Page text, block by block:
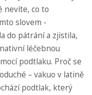
nevíte, co to
slovem -
do pátrání a zjistila,
léčebnou
podtlaku. Proč se
– vakuo v latině
podtlak, který